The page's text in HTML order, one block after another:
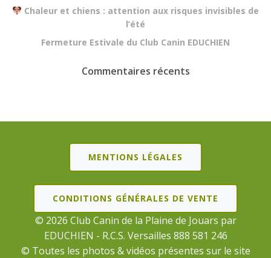
Chaleur et chiens : attention aux risques invisibles de
l’été
Fermeture Estivale du Club Canin EDUCHIEN
Commentaires récents
MENTIONS LÉGALES
CONDITIONS GÉNÉRALES DE VENTE
© 2026 Club Canin de la Plaine de Jouars par
EDUCHIEN - R.C.S. Versailles 888 581 246
© Toutes les photos & vidéos présentes sur le site